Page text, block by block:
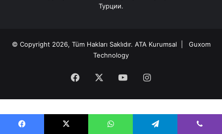
Турции.
© Copyright 2026, Tüm Hakları Saklıdır. ATA Kurumsal | Guxom
Technology
Facebook YouTubeInstagram